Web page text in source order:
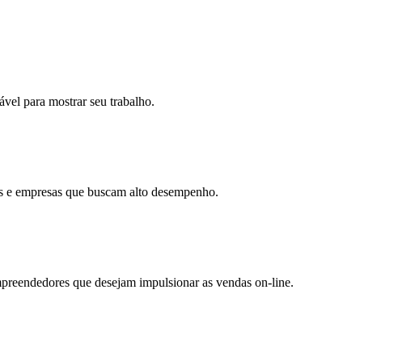
para mostrar seu trabalho.
empresas que buscam alto desempenho.
que desejam impulsionar as vendas on-line.